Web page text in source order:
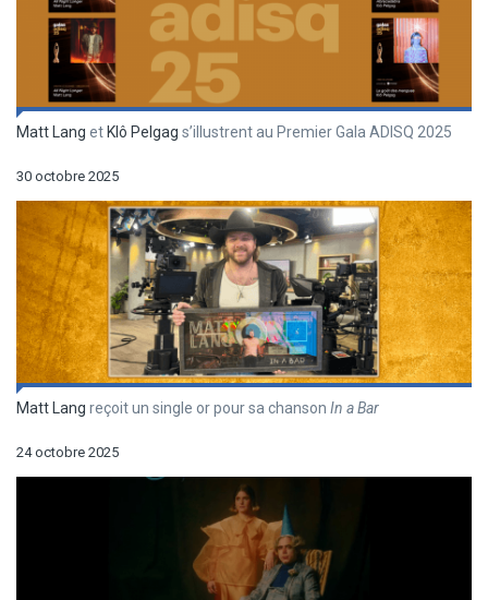
Matt Lang et Klô Pelgag s’illustrent au Premier Gala ADISQ 2025
30 octobre 2025
Matt Lang reçoit un single or pour sa chanson In a Bar
24 octobre 2025